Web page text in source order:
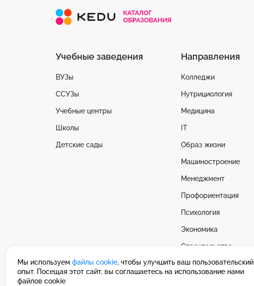
Учебные заведения
ВУЗы
ССУЗы
Учебные центры
Школы
Детские сады
Направления
Колледжи
Нутрициология
Медицина
IT
Образ жизни
Машиностроение
Менеджмент
Профориентация
Психология
Экономика
Строительство
Смотреть все
Мы используем файлы cookie, чтобы улучшить ваш пользовательский
опыт. Посещая этот сайт, вы соглашаетесь на использование нами
файлов cookie